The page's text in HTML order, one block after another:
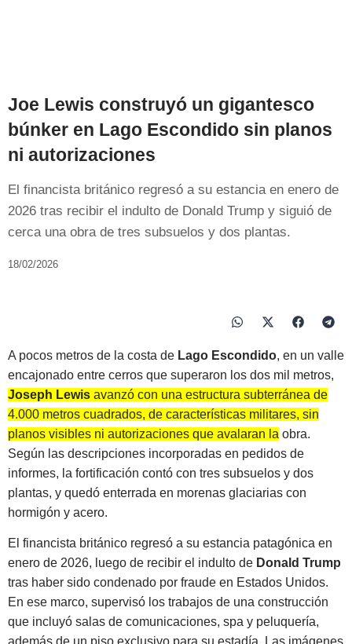
Joe Lewis construyó un gigantesco
búnker en Lago Escondido sin planos
ni autorizaciones
El financista británico regresó a su estancia en enero de
2026 tras recibir el indulto de Donald Trump y siguió de
cerca una obra de tres subsuelos y dos plantas.
18/02/2026
A pocos metros de la costa de Lago Escondido, en un valle
encajonado entre cerros que superaron los dos mil metros,
Joseph Lewis avanzó con una estructura subterránea de
4.000 metros cuadrados, de características militares, sin
planos visibles ni autorizaciones que avalaran la obra.
Según las descripciones incorporadas en pedidos de
informes, la fortificación contó con tres subsuelos y dos
plantas, y quedó enterrada en morenas glaciarias con
hormigón y acero.
El financista británico regresó a su estancia patagónica en
enero de 2026, luego de recibir el indulto de Donald Trump
tras haber sido condenado por fraude en Estados Unidos.
En ese marco, supervisó los trabajos de una construcción
que incluyó salas de comunicaciones, spa y peluquería,